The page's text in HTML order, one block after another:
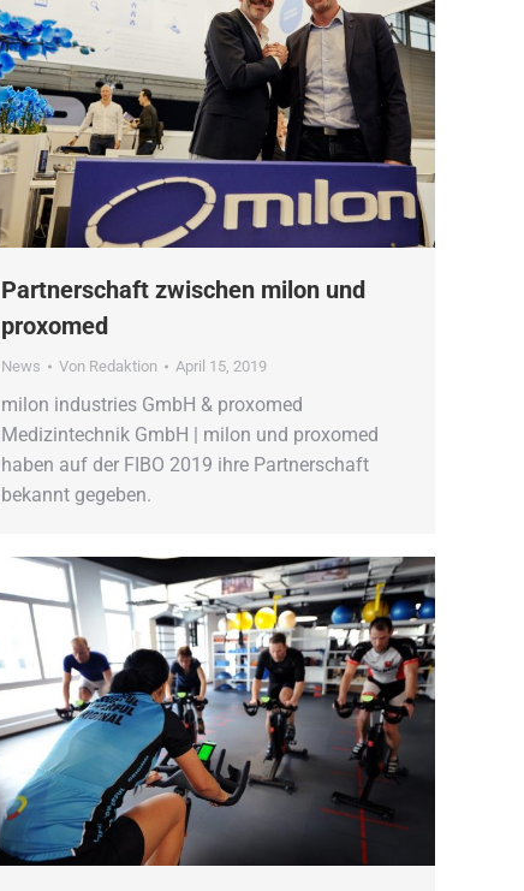
Partnerschaft zwischen milon und
proxomed
News Von Redaktion April 15, 2019
milon industries GmbH & proxomed
Medizintechnik GmbH | milon und proxomed
haben auf der FIBO 2019 ihre Partnerschaft
bekannt gegeben.